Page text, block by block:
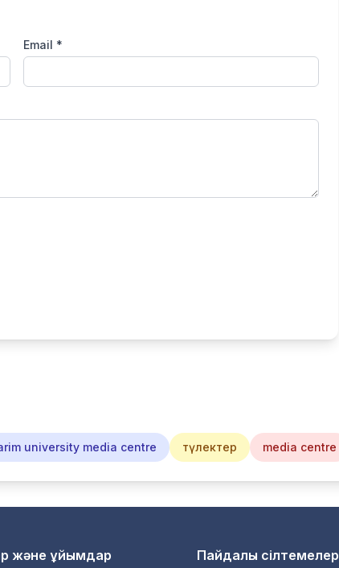
Email *
university media centre түлектер media centre
және ұйымдар Пайдалы сілтемелер